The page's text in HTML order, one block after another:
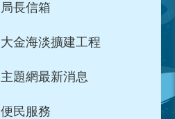
局長信箱
大金海淡擴建工程
主題網最新消息
便民服務